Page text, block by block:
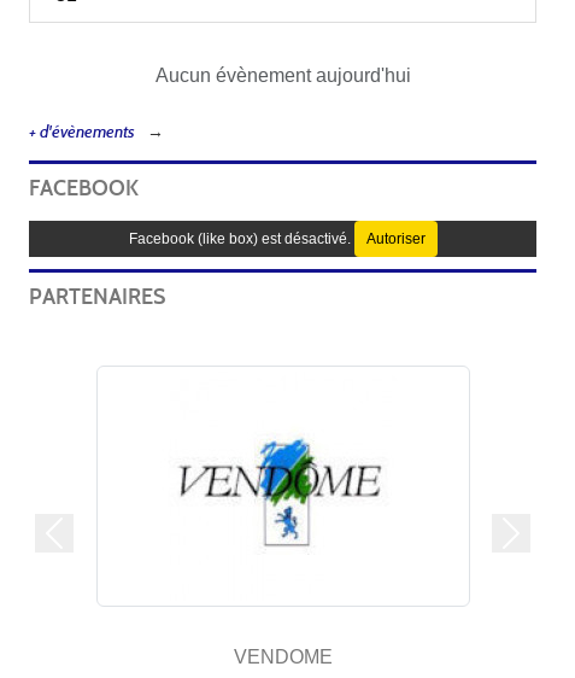
Aucun évènement aujourd'hui
+ d'évènements
FACEBOOK
Facebook (like box) est désactivé. Autoriser
PARTENAIRES